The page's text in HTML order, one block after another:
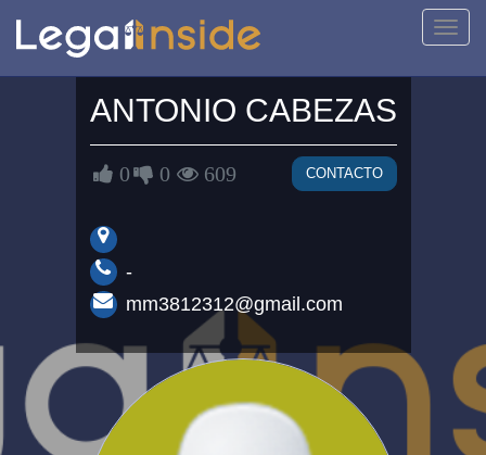
ANTONIO CABEZAS
0 0 609 CONTACTO
-
mm3812312@gmail.com